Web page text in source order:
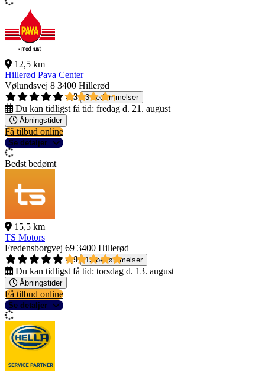
12,5 km
Hillerød Pava Center
Vølundsvej 8 3400 Hillerød
4,3
3 bedømmelser
Du kan tidligst få tid: fredag d. 21. august
Åbningstider
Få tilbud online
Se detaljer
Bedst bedømt
15,5 km
TS Motors
Fredensborgvej 69 3400 Hillerød
4,9
13 bedømmelser
Du kan tidligst få tid: torsdag d. 13. august
Åbningstider
Få tilbud online
Se detaljer